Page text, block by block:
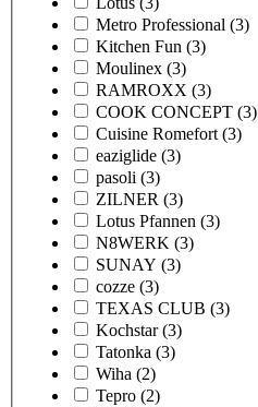
Metro Professional (3)
Kitchen Fun (3)
Moulinex (3)
RAMROXX (3)
COOK CONCEPT (3)
Cuisine Romefort (3)
eaziglide (3)
pasoli (3)
ZILNER (3)
Lotus Pfannen (3)
N8WERK (3)
SUNAY (3)
cozze (3)
TEXAS CLUB (3)
Kochstar (3)
Tatonka (3)
Wiha (2)
Tepro (2)